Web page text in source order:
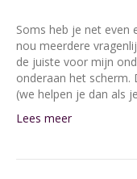
Soms heb je net even
nou meerdere
de juiste voor mijn
onderaan het scherm.
(we helpen je dan als
Lees meer